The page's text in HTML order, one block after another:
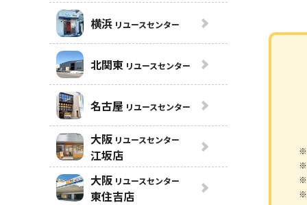
※
※
※
※
横浜 リユースセンター
北関東 リユースセンター
名古屋 リユースセンター
大阪 リユースセンター
江坂店
大阪 リユースセンター
東住吉店